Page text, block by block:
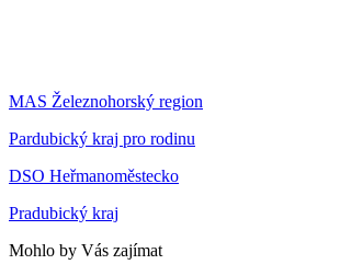
MAS Železnohorský region
Pardubický kraj pro rodinu
DSO Heřmanoměstecko
Pradubický kraj
Mohlo by Vás zajímat